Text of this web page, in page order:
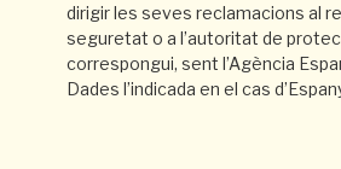
dirigir les seves reclamacions al
seguretat o a l’autoritat de
correspongui, sent l’Agència
Dades l’indicada en el cas